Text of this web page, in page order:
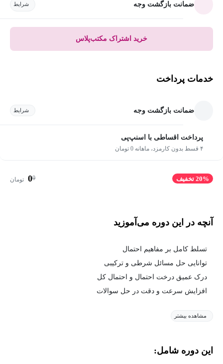
ضمانت بازگشت وجه شرایط
خرید اشتراک مکتب‌پلاس
خدمات پرداخت
ضمانت بازگشت وجه شرایط
پرداخت اقساطی با اسنپ‌پی
۴ قسط بدون کارمزد، ماهانه 0 تومان
20% تخفیف 0
0 تومان
آنچه در این دوره می‌آموزید
تسلط کامل بر مفاهیم احتمال
توانایی حل مسائل شرطی و ترکیبی
درک عمیق درخت احتمال و احتمال کل
افزایش سرعت و دقت در حل سوالات
مشاهده بیشتر
این دوره شامل: